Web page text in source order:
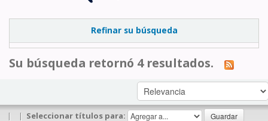
Refinar su búsqueda
Su búsqueda retornó 4 resultados.
| | Seleccionar títulos para: